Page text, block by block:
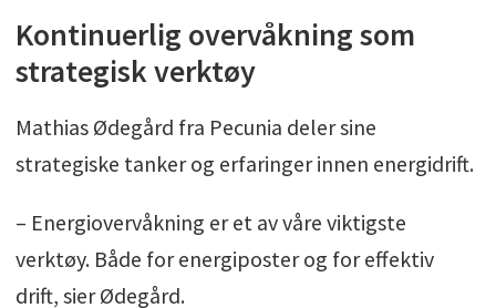
Kontinuerlig overvåkning som
strategisk verktøy
Mathias Ødegård fra Pecunia deler sine
strategiske tanker og erfaringer innen energidrift.
– Energiovervåkning er et av våre viktigste
verktøy. Både for energiposter og for effektiv
drift, sier Ødegård.